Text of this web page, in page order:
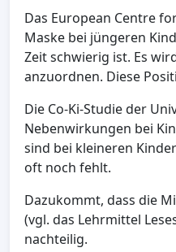
Das European Centre
Maske bei jüngeren
Zeit schwierig ist. Es
anzuordnen. Diese
Die Co-Ki-Studie der
Nebenwirkungen bei
sind bei kleineren
oft noch fehlt.
Dazukommt, dass die
(vgl. das Lehrmittel
nachteilig.